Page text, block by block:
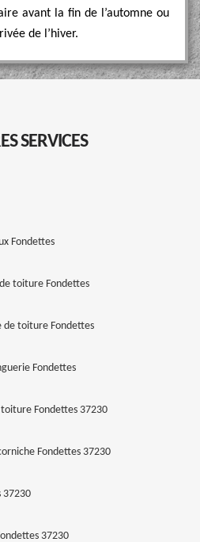
avant la fin de l’automne ou
de l’hiver.
SERVICES
Fondettes
toiture Fondettes
de toiture Fondettes
Fondettes
Fondettes 37230
Fondettes 37230
37230
37230